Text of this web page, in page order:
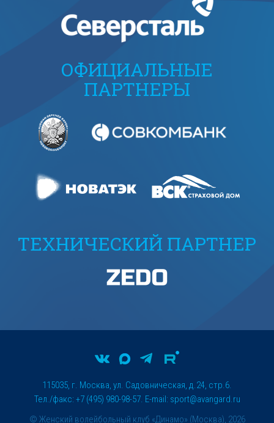
ОФИЦИАЛЬНЫЕ
ПАРТНЕРЫ
ТЕХНИЧЕСКИЙ ПАРТНЕР
© Женский волейбольный клуб «Динамо» (Москва), 2026
115035, г. Москва, ул. Садовническая, д.24, стр.6.
Тел./факс: +7 (495) 980-98-57. E-mail: sport@avangard.ru